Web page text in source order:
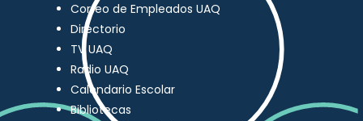
Correo de Empleados UAQ
Directorio
TV UAQ
Radio UAQ
Calendario Escolar
Bibliotecas